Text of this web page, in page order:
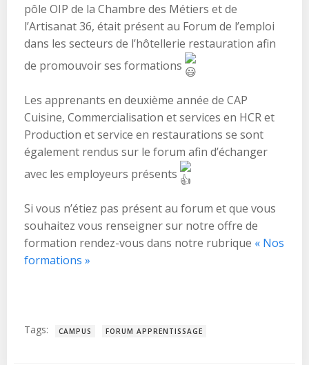
pôle OIP de la Chambre des Métiers et de
l’Artisanat 36, était présent au Forum de l’emploi
dans les secteurs de l’hôtellerie restauration afin
de promouvoir ses formations
Les apprenants en deuxième année de CAP
Cuisine, Commercialisation et services en HCR et
Production et service en restaurations se sont
également rendus sur le forum afin d’échanger
avec les employeurs présents
Si vous n’étiez pas présent au forum et que vous
souhaitez vous renseigner sur notre offre de
formation rendez-vous dans notre rubrique « Nos
formations »
Tags: CAMPUS FORUM APPRENTISSAGE